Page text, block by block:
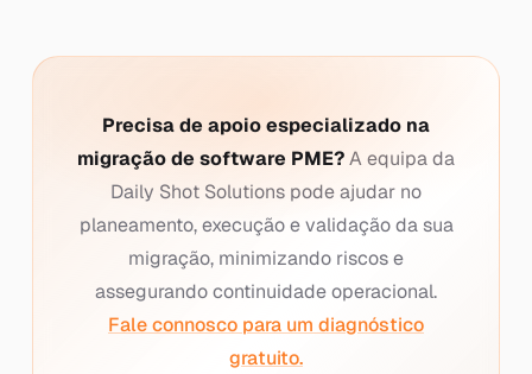
Precisa de apoio especializado na
migração de software PME?A equipa da
Daily Shot Solutions pode ajudar no
planeamento, execução e validação da sua
migração, minimizando riscos e
assegurando continuidade operacional.
Fale connosco para um diagnóstico
gratuito.